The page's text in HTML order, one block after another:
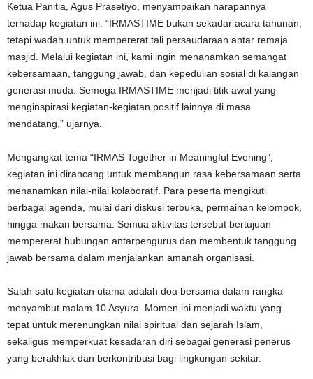
Ketua Panitia, Agus Prasetiyo, menyampaikan harapannya
terhadap kegiatan ini. “IRMASTIME bukan sekadar acara tahunan,
tetapi wadah untuk mempererat tali persaudaraan antar remaja
masjid. Melalui kegiatan ini, kami ingin menanamkan semangat
kebersamaan, tanggung jawab, dan kepedulian sosial di kalangan
generasi muda. Semoga IRMASTIME menjadi titik awal yang
menginspirasi kegiatan-kegiatan positif lainnya di masa
mendatang,” ujarnya.
Mengangkat tema “IRMAS Together in Meaningful Evening”,
kegiatan ini dirancang untuk membangun rasa kebersamaan serta
menanamkan nilai-nilai kolaboratif. Para peserta mengikuti
berbagai agenda, mulai dari diskusi terbuka, permainan kelompok,
hingga makan bersama. Semua aktivitas tersebut bertujuan
mempererat hubungan antarpengurus dan membentuk tanggung
jawab bersama dalam menjalankan amanah organisasi.
Salah satu kegiatan utama adalah doa bersama dalam rangka
menyambut malam 10 Asyura. Momen ini menjadi waktu yang
tepat untuk merenungkan nilai spiritual dan sejarah Islam,
sekaligus memperkuat kesadaran diri sebagai generasi penerus
yang berakhlak dan berkontribusi bagi lingkungan sekitar.